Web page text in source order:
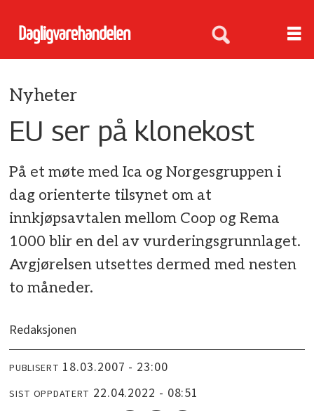
Nyheter
EU ser på klonekost
På et møte med Ica og Norgesgruppen i
dag orienterte tilsynet om at
innkjøpsavtalen mellom Coop og Rema
1000 blir en del av vurderingsgrunnlaget.
Avgjørelsen utsettes dermed med nesten
to måneder.
Redaksjonen
PUBLISERT 18.03.2007 - 23:00
SIST OPPDATERT 22.04.2022 - 08:51